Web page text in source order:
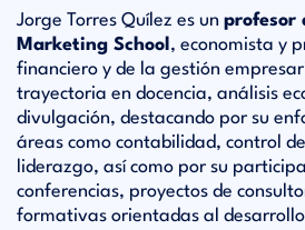
Jorge Torres Quílez es un profesor
Marketing School , economista y
financiero y de la gestión
trayectoria en docencia, análisis
divulgación, destacando por su
áreas como contabilidad, control
liderazgo, así como por su
conferencias, proyectos de
formativas orientadas al